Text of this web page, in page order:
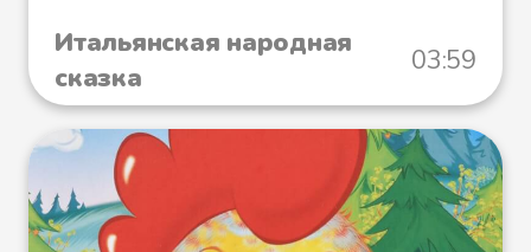
Итальянская народная
сказка
03:59